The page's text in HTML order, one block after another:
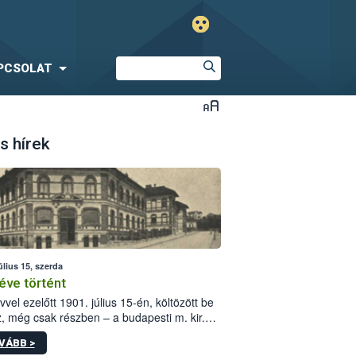
hírek
15, szerda
történt
ezelőtt 1901. július 15-én, költözött be
még csak részben – a budapesti m. kir.
állomás a Kis Rókus utca
alatti, Czigler Győző által tervezett új
>